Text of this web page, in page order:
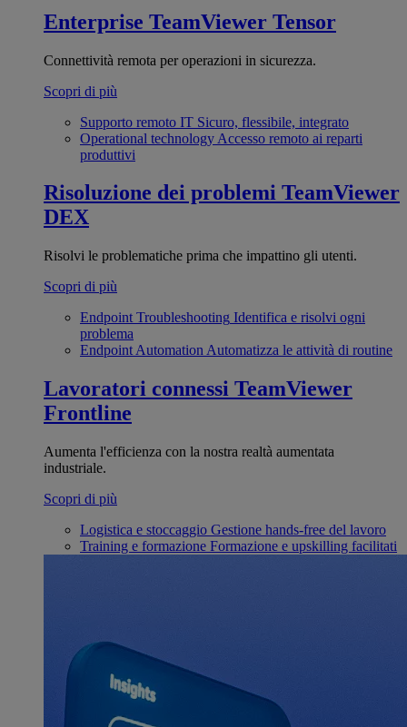
Enterprise TeamViewer Tensor
Connettività remota per operazioni in sicurezza.
Scopri di più
Supporto remoto IT Sicuro, flessibile, integrato
Operational technology Accesso remoto ai reparti
produttivi
Risoluzione dei problemi TeamViewer
DEX
Risolvi le problematiche prima che impattino gli utenti.
Scopri di più
Endpoint Troubleshooting Identifica e risolvi ogni
problema
Endpoint Automation Automatizza le attività di routine
Lavoratori connessi TeamViewer
Frontline
Aumenta l'efficienza con la nostra realtà aumentata
industriale.
Scopri di più
Logistica e stoccaggio Gestione hands-free del lavoro
Training e formazione Formazione e upskilling facilitati